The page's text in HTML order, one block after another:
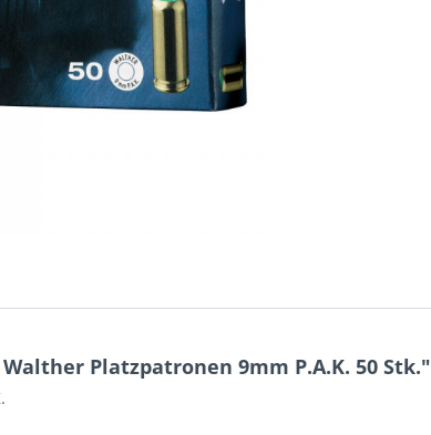
Platzpatronen 9mm P.A.K. 50 Stk."